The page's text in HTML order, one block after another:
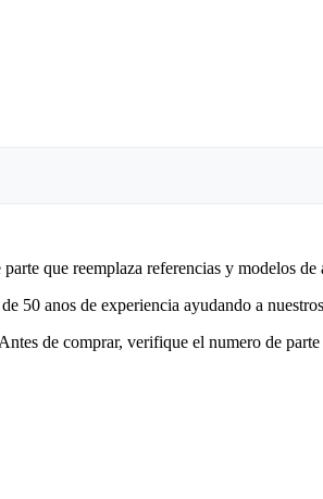
que reemplaza referencias y modelos de
anos de experiencia ayudando a
de comprar, verifique el numero de